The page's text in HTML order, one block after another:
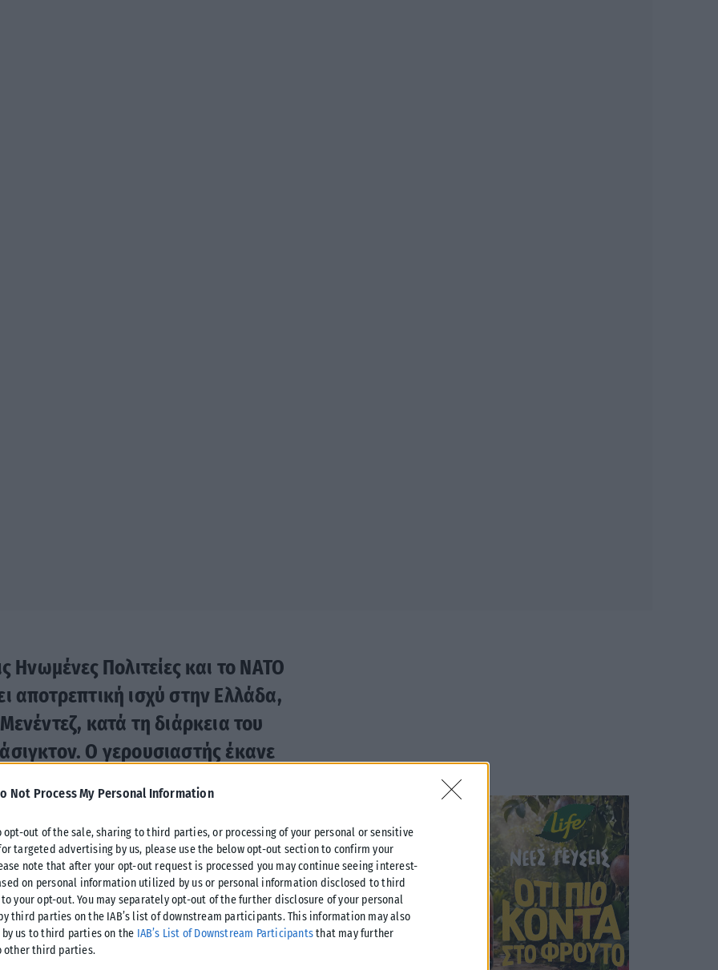
Not Process My Personal Information
opt-out of the sale, sharing to third parties, or processing of your personal or sensitive
targeted advertising by us, please use the below opt-out section to confirm your
note that after your opt-out request is processed you may continue seeing interest-
on personal information utilized by us or personal information disclosed to third
your opt-out. You may separately opt-out of the further disclosure of your personal
third parties on the IAB’s list of downstream participants. This information may also
by us to third parties on the IAB’s List of Downstream Participantsthat may further
other third parties.
Ηνωμένες Πολιτείες και το ΝΑΤΟ
αποτρεπτική ισχύ στην Ελλάδα,
κατά τη διάρκεια του
Ο γερουσιαστής έκανε
των τελευταίων ετών που έχουν
συνεργασία μεταξύ των δύο
τόσο της χώρας μας όσο και των
της Ελλάδας που μπορεί να είναι
αν είναι ορθό για την Ελλάδα να έχει δηλαδή αυτή τη σχέση
Λοιπόν, περιμένετε ένα λεπτό, θέλετε να χτυπήσετε
Σούδας; Θέλετε να χτυπήσετε μια χώρα που έχει τέτοια